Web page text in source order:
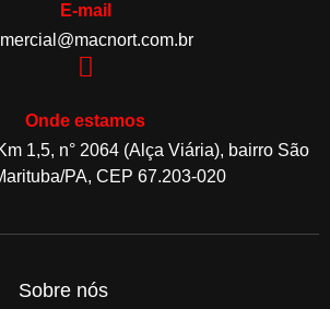
E-mail
Onde estamos
1,5, n° 2064 (Alça Viária), bairro São
PA, CEP 67.203-020
Sobre nós